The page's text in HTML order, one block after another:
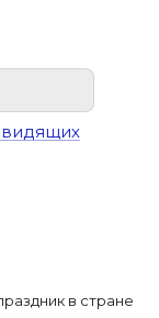
в стране